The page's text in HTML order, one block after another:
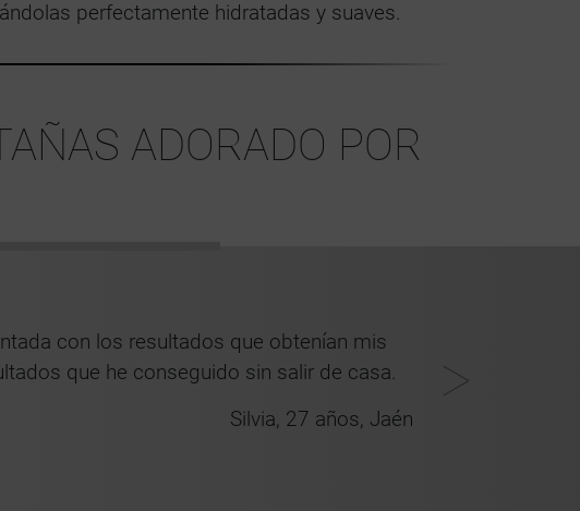
perfectamente hidratadas y suaves.
ADORADO POR
con los resultados que obtenían mis
que he conseguido sin salir de casa.
Silvia, 27 años, Jaén